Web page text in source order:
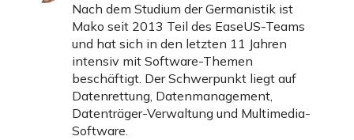
Nach dem Studium der Germanistik ist
Mako seit 2013 Teil des EaseUS-Teams
und hat sich in den letzten 11 Jahren
intensiv mit Software-Themen
beschäftigt. Der Schwerpunkt liegt auf
Datenrettung, Datenmanagement,
Datenträger-Verwaltung und Multimedia-
Software.